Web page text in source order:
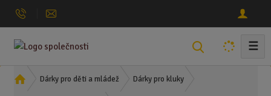
☰
Ú
Dárky pro děti a mládež Dárky pro kluky